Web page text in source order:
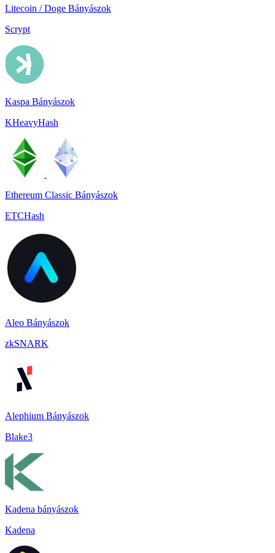
Litecoin / Doge Bányászok
Scrypt
Kaspa Bányászok
KHeavyHash
Ethereum Classic Bányászok
ETCHash
Aleo Bányászok
zkSNARK
Alephium Bányászok
Blake3
Kadena bányászok
Kadena